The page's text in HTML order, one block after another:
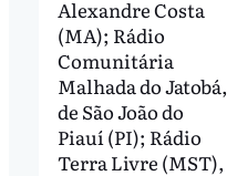
Alexandre Costa
(MA); Rádio
Comunitária
Malhada do Jatobá,
de São João do
Piauí (PI); Rádio
Terra Livre (MST),